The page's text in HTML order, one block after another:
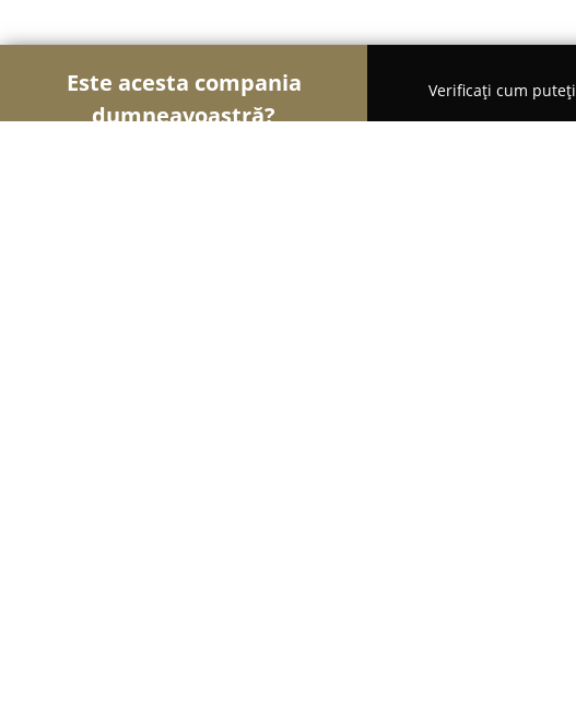
Este acesta compania
dumneavoastră?
Verificați cum